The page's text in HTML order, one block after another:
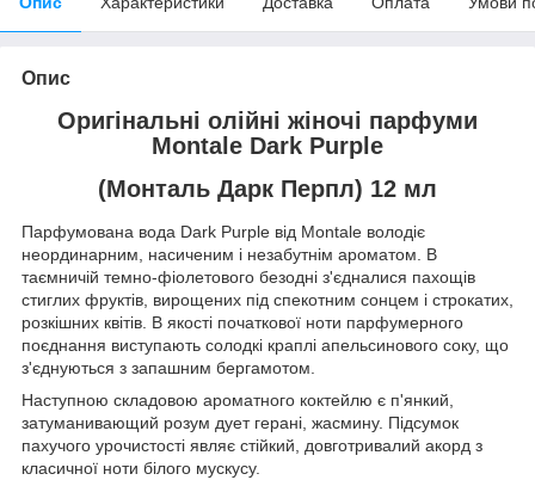
Опис
Оригінальні олійні жіночі парфуми
Montale Dark Purple
(Монталь Дарк Перпл) 12 мл
Парфумована вода Dark Purple від Montale володіє
неординарним, насиченим і незабутнім ароматом. В
таємничій темно-фіолетового безодні з'єдналися пахощів
стиглих фруктів, вирощених під спекотним сонцем і строкатих,
розкішних квітів. В якості початкової ноти парфумерного
поєднання виступають солодкі краплі апельсинового соку, що
з'єднуються з запашним бергамотом.
Наступною складовою ароматного коктейлю є п'янкий,
затуманивающий розум дует герані, жасмину. Підсумок
пахучого урочистості являє стійкий, довготривалий акорд з
класичної ноти білого мускусу.